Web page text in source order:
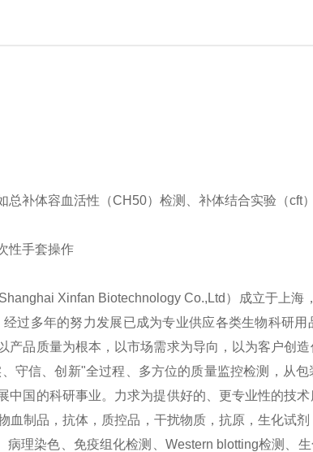
总补体容血活性（CH50）检测、补体结合实验（cft
性手套操作
Xinfan Biotechnology Co.,Ltd）成立于上海
过多年的努力发展已成为专业供应各类生物科研
产品质量为根本，以市场需求为导向，以为客户创
守信、创新"全过程、多方位的质量监控检测，从
中国的科研事业。力求为提供好的、更专业性的技
血制品，抗体，质控品，干扰物质，抗原，生化试
病理染色、免疫组化检测、Western blotting检测、